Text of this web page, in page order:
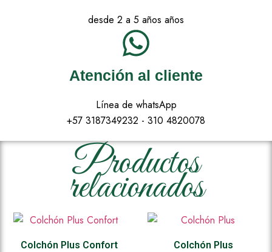
desde 2 a 5 años años
Atención al cliente
Línea de whatsApp
+57 3187349232 - 310 4820078
Productos
relacionados
Colchón Plus Confort Colchón Plus